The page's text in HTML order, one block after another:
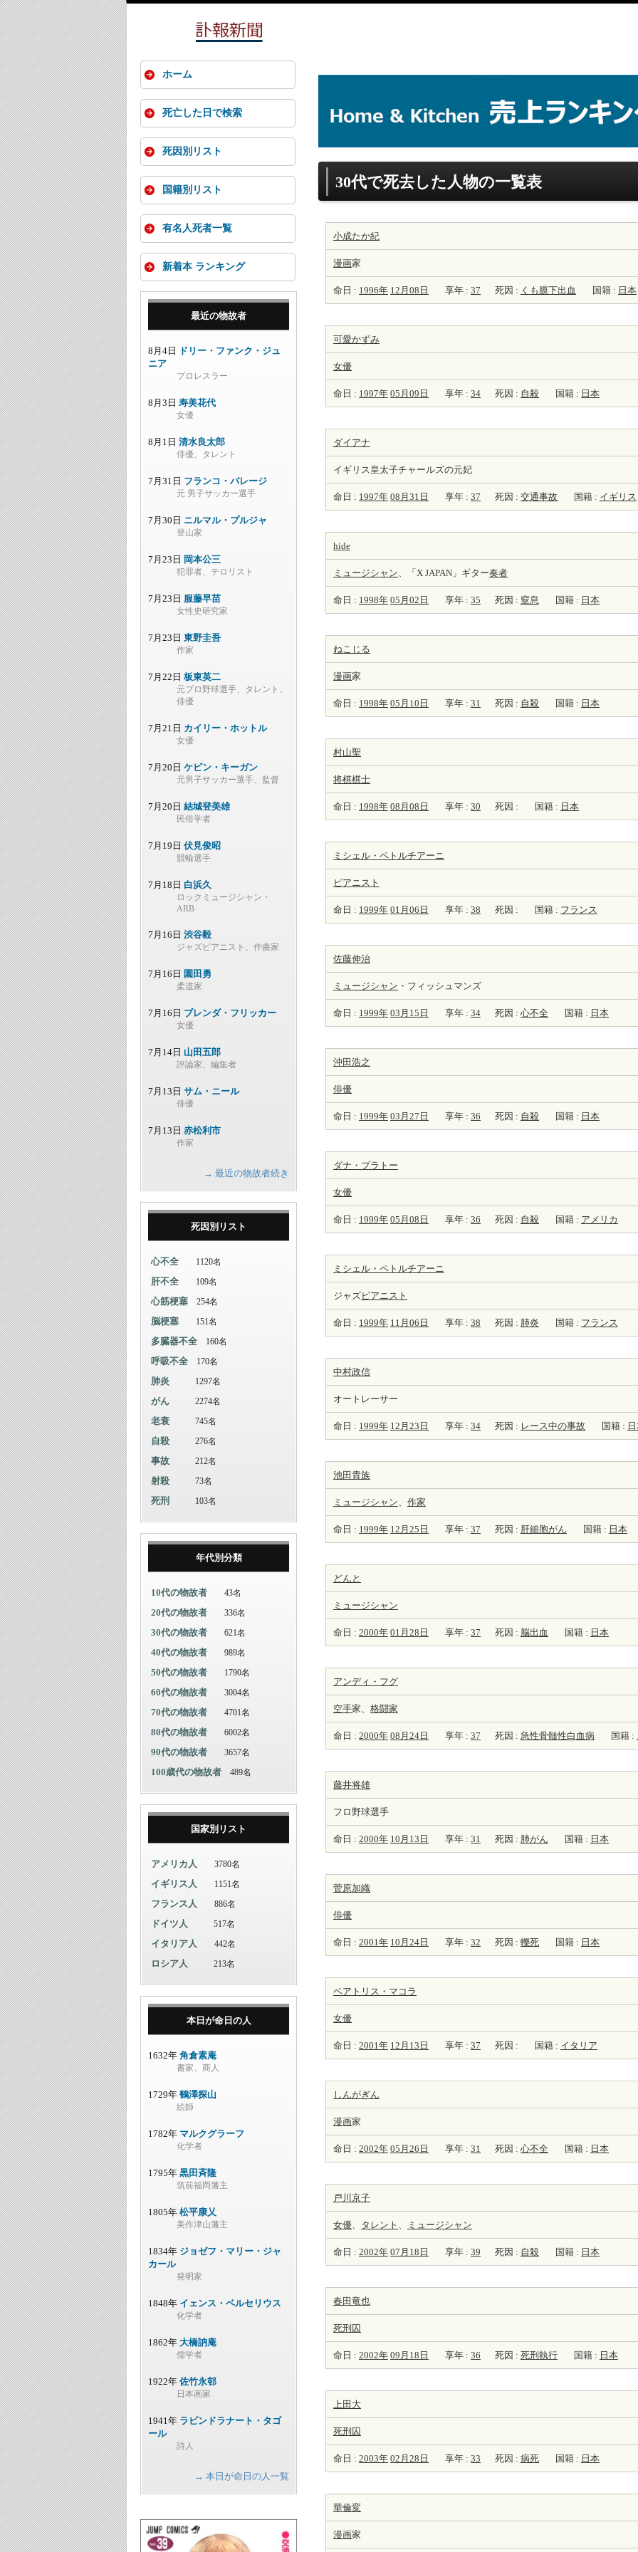
30代で死去した人物の一覧表
小成たか紀
漫画家
命日 : 1996年 12月08日 享年 : 37 死因 : くも膜下出血 国籍 : 日本
可愛かずみ
女優
命日 : 1997年 05月09日 享年 : 34 死因 : 自殺 国籍 : 日本
ダイアナ
イギリス皇太子チャールズの元妃
命日 : 1997年 08月31日 享年 : 37 死因 : 交通事故 国籍 : イギリス
hide
ミュージシャン、「X JAPAN」ギター奏者
命日 : 1998年 05月02日 享年 : 35 死因 : 窒息 国籍 : 日本
ねこじる
漫画家
命日 : 1998年 05月10日 享年 : 31 死因 : 自殺 国籍 : 日本
村山聖
将棋棋士
命日 : 1998年 08月08日 享年 : 30 死因 : 国籍 : 日本
ミシェル・ペトルチアーニ
ピアニスト
命日 : 1999年 01月06日 享年 : 38 死因 : 国籍 : フランス
佐藤伸治
ミュージシャン ・フィッシュマンズ
命日 : 1999年 03月15日 享年 : 34 死因 : 心不全 国籍 : 日本
沖田浩之
俳優
命日 : 1999年 03月27日 享年 : 36 死因 : 自殺 国籍 : 日本
ダナ・プラトー
女優
命日 : 1999年 05月08日 享年 : 36 死因 : 自殺 国籍 : アメリカ
ミシェル・ペトルチアーニ
ジャズピアニスト
命日 : 1999年 11月06日 享年 : 38 死因 : 肺炎 国籍 : フランス
中村政信
オートレーサー
命日 : 1999年 12月23日 享年 : 34 死因 : レース中の事故 国籍 :
池田貴族
ミュージシャン、 作家
命日 : 1999年 12月25日 享年 : 37 死因 : 肝細胞がん 国籍 : 日本
どんと
ミュージシャン
命日 : 2000年 01月28日 享年 : 37 死因 : 脳出血 国籍 : 日本
アンディ・フグ
空手家、 格闘家
命日 : 2000年 08月24日 享年 : 37 死因 : 急性骨髄性白血病 国籍 :
藤井将雄
フロ野球選手
命日 : 2000年 10月13日 享年 : 31 死因 : 肺がん 国籍 : 日本
菅原加織
俳優
命日 : 2001年 10月24日 享年 : 32 死因 : 轢死 国籍 : 日本
ベアトリス・マコラ
女優
命日 : 2001年 12月13日 享年 : 37 死因 : 国籍 : イタリア
しんがぎん
漫画家
命日 : 2002年 05月26日 享年 : 31 死因 : 心不全 国籍 : 日本
戸川京子
女優、 タレント 、 ミュージシャン
命日 : 2002年 07月18日 享年 : 39 死因 : 自殺 国籍 : 日本
春田竜也
死刑囚
命日 : 2002年 09月18日 享年 : 36 死因 : 死刑執行 国籍 : 日本
上田大
死刑囚
命日 : 2003年 02月28日 享年 : 33 死因 : 病死 国籍 : 日本
華倫変
漫画家
ホーム
死亡した日で検索
死因別リスト
国籍別リスト
有名人死者一覧
新着本 ランキング
最近の物故者
8月4日
ドリー・ファンク・ジュ
ニア
プロレスラー
8月3日 寿美花代
女優
8月1日 清水良太郎
俳優、タレント
7月31日 フランコ・バレージ
元 男子サッカー選手
7月30日 ニルマル・プルジャ
登山家
7月23日 岡本公三
犯罪者、テロリスト
7月23日 服藤早苗
女性史研究家
7月23日 東野圭吾
作家
7月22日 板東英二
元プロ野球選手、タレント、
俳優
7月21日 カイリー・ホットル
女優
7月20日 ケビン・キーガン
元男子サッカー選手、監督
7月20日 結城登美雄
民俗学者
7月19日 伏見俊昭
競輪選手
7月18日 白浜久
ロックミュージシャン・
ARB
7月16日 渋谷毅
ジャズピアニスト、作曲家
7月16日 園田勇
柔道家
7月16日 ブレンダ・フリッカー
女優
7月14日 山田五郎
評論家、編集者
7月13日 サム・ニール
俳優
7月13日 赤松利市
作家
→ 最近の物故者続き
死因別リスト
心不全 1120名
肝不全 109名
心筋梗塞 254名
脳梗塞 151名
多臓器不全 160名
呼吸不全 170名
肺炎 1297名
がん 2274名
老衰 745名
自殺 276名
事故 212名
射殺 73名
死刑 103名
年代別分類
10代の物故者 43名
20代の物故者 336名
30代の物故者 621名
40代の物故者 989名
50代の物故者 1790名
60代の物故者 3004名
70代の物故者 4701名
80代の物故者 6002名
90代の物故者 3657名
100歳代の物故者 489名
国家別リスト
アメリカ人 3780名
イギリス人 1151名
フランス人 886名
ドイツ人 517名
イタリア人 442名
ロシア人 213名
本日が命日の人
1632年 角倉素庵
書家、商人
1729年 鶴澤探山
絵師
1782年 マルクグラーフ
化学者
1795年 黒田斉隆
筑前福岡藩主
1805年 松平康乂
美作津山藩主
1834年 ジョゼフ・マリー・ジャ
カール
発明家
1848年 イェンス・ベルセリウス
化学者
1862年 大橋訥庵
儒学者
1922年 佐竹永邨
日本画家
1941年 ラビンドラナート・タゴ
ール
詩人
→ 本日が命日の人一覧